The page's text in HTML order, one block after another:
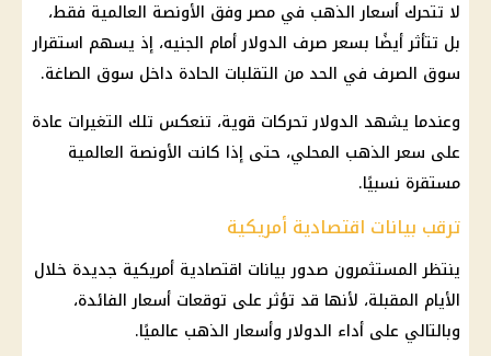
لا تتحرك أسعار الذهب في مصر وفق الأونصة العالمية فقط،
بل تتأثر أيضًا بسعر صرف الدولار أمام الجنيه، إذ يسهم استقرار
سوق الصرف في الحد من التقلبات الحادة داخل سوق الصاغة.
وعندما يشهد الدولار تحركات قوية، تنعكس تلك التغيرات عادة
على سعر الذهب المحلي، حتى إذا كانت الأونصة العالمية
مستقرة نسبيًا.
ترقب بيانات اقتصادية أمريكية
ينتظر المستثمرون صدور بيانات اقتصادية أمريكية جديدة خلال
الأيام المقبلة، لأنها قد تؤثر على توقعات أسعار الفائدة،
وبالتالي على أداء الدولار وأسعار الذهب عالميًا.